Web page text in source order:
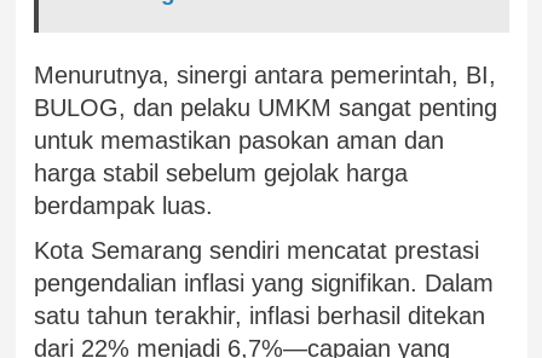
Menurutnya, sinergi antara pemerintah, BI,
BULOG, dan pelaku UMKM sangat penting
untuk memastikan pasokan aman dan
harga stabil sebelum gejolak harga
berdampak luas.
Kota Semarang sendiri mencatat prestasi
pengendalian inflasi yang signifikan. Dalam
satu tahun terakhir, inflasi berhasil ditekan
dari 22% menjadi 6,7%—capaian yang